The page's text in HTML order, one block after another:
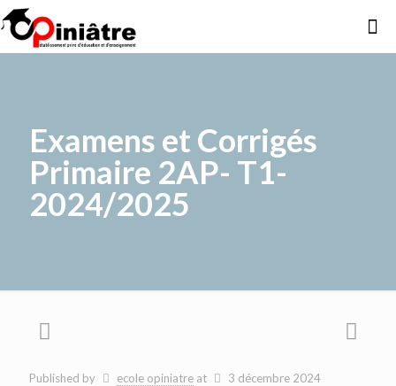
Examens et Corrigés
Primaire 2AP- T1-
2024/2025
Published by ecole opiniatre at 3 décembre 2024